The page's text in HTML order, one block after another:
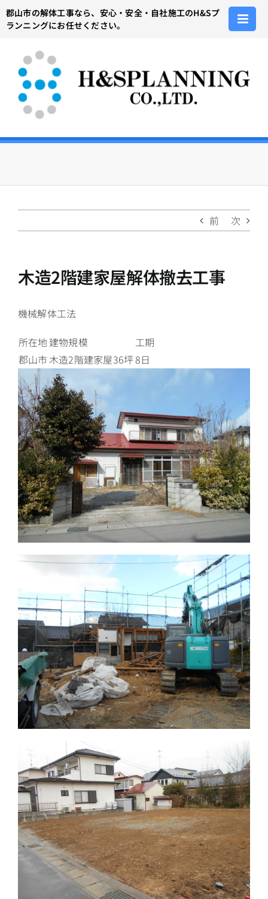
Skip
to
郡山市の解体工事なら、安心・安全・自社施工のH&Sプ
ランニングにお任せください。
前 次
木造2階建家屋解体撤去工事
機械解体工法
所在地建物規模
工期
郡山市木造2階建家屋36坪8日